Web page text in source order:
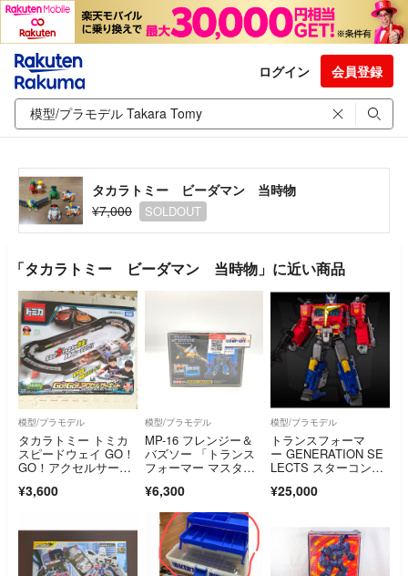
ログイン 会員登録
タカラトミー ビーダマン 当時物
¥7,000
SOLDOUT
「タカラトミー ビーダマン 当時物」に近い商品
模型/プラモデル
タカラトミー トミカ
スピードウェイ GO！
GO！アクセルサーキ
¥3,600
模型/プラモデル
MP-16 フレンジー＆
バズソー 「トランス
フォーマー マスター
MY タカラトミー プ
ラモデル【中古】
¥6,300
模型/プラモデル
トランスフォーマ
ー GENERATION SE
LECTS スターコンボ
¥25,000